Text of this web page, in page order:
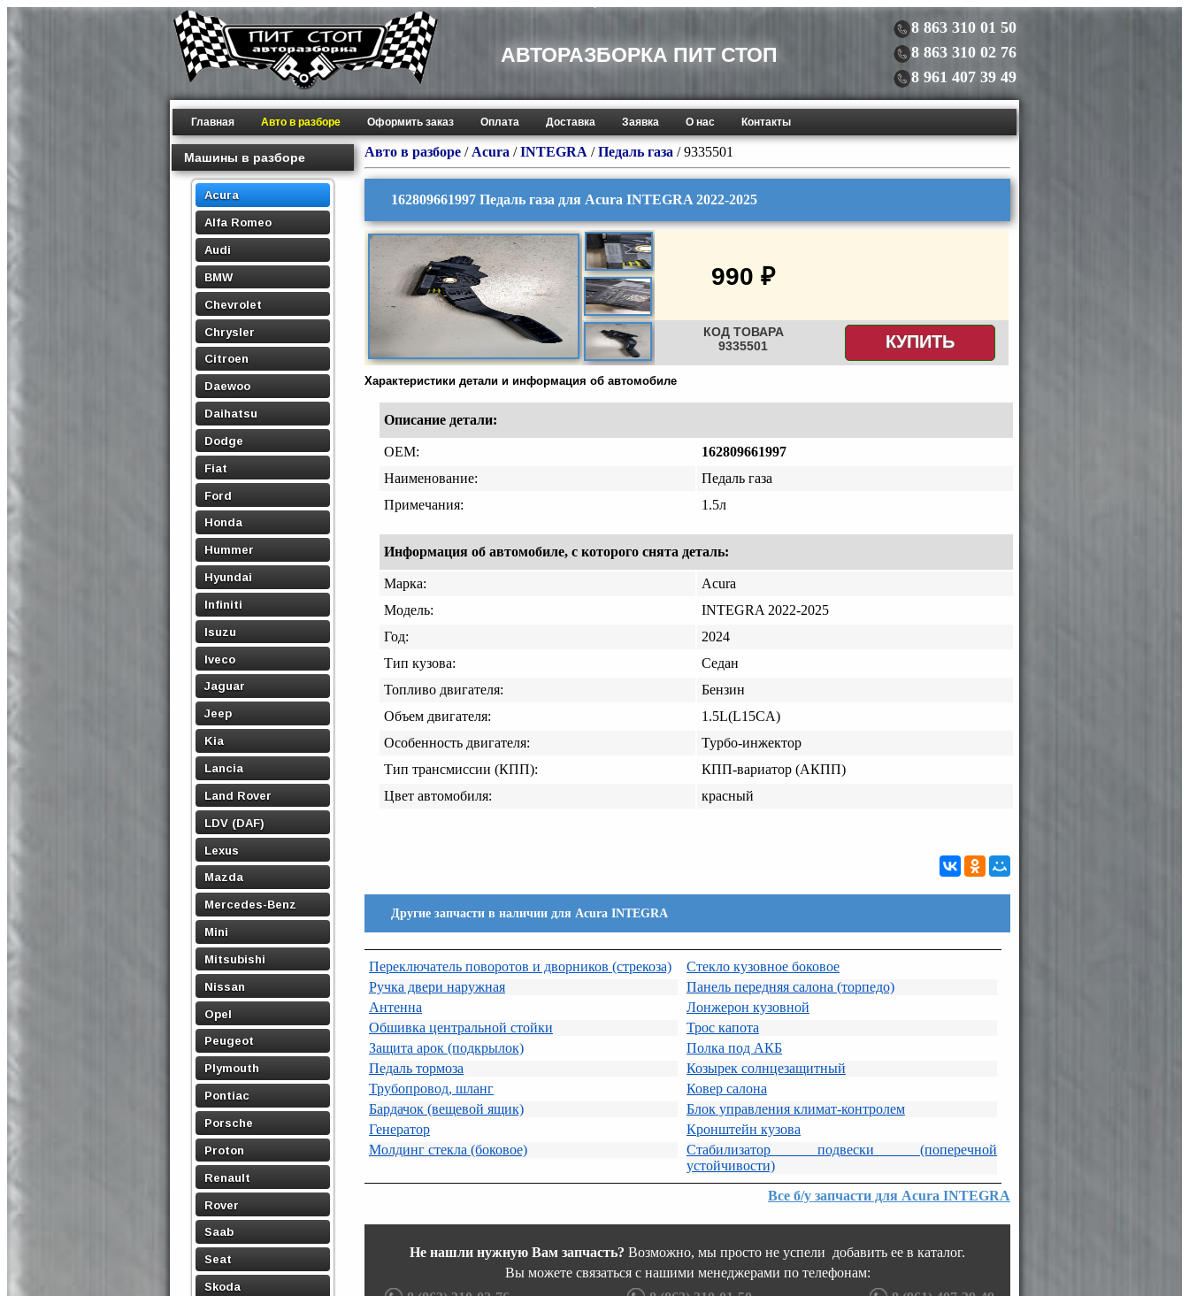
АВТОРАЗБОРКА ПИТ СТОП
8 863 310 01 50
8 863 310 02 76
8 961 407 39 49
Главная Авто в разборе Оформить заказ Оплата Доставка Заявка О нас Контакты
Машины в разборе
Acura
Alfa Romeo
Audi
BMW
Chevrolet
Chrysler
Citroen
Daewoo
Daihatsu
Dodge
Fiat
Ford
Honda
Hummer
Hyundai
Infiniti
Isuzu
Iveco
Jaguar
Jeep
Kia
Lancia
Land Rover
LDV (DAF)
Lexus
Mazda
Mercedes-Benz
Mini
Mitsubishi
Nissan
Opel
Peugeot
Plymouth
Pontiac
Porsche
Proton
Renault
Rover
Saab
Seat
Skoda
Авто в разборе / Acura /INTEGRA /Педаль газа / 9335501
162809661997 Педаль газа для Acura INTEGRA 2022-2025
990 ₽
КОД ТОВАРА
9335501
КУПИТЬ
Характеристики детали и информация об автомобиле
Описание детали:
OEM:
162809661997
Наименование:
Педаль газа
Примечания:
1.5л
Информация об автомобиле, с которого снята деталь:
Марка:
Acura
Модель:
INTEGRA 2022-2025
Год:
2024
Тип кузова:
Седан
Топливо двигателя:
Бензин
Объем двигателя:
1.5L(L15CA)
Особенность двигателя:
Турбо-инжектор
Тип трансмиссии (КПП):
КПП-вариатор (АКПП)
Цвет автомобиля:
красный
Другие запчасти в наличии для Acura INTEGRA
Переключатель поворотов и дворников (стрекоза)
Ручка двери наружная
Антенна
Обшивка центральной стойки
Защита арок (подкрылок)
Педаль тормоза
Трубопровод, шланг
Бардачок (вещевой ящик)
Генератор
Молдинг стекла (боковое)
Стекло кузовное боковое
Панель передняя салона (торпедо)
Лонжерон кузовной
Трос капота
Полка под АКБ
Козырек солнцезащитный
Ковер салона
Блок управления климат-контролем
Кронштейн кузова
Стабилизатор подвески (поперечной
устойчивости)
Все б/у запчасти для Acura INTEGRA
Не нашли нужную Вам запчасть? Возможно, мы просто не успели добавить ее в каталог.
Вы можете связаться с нашими менеджерами по телефонам: